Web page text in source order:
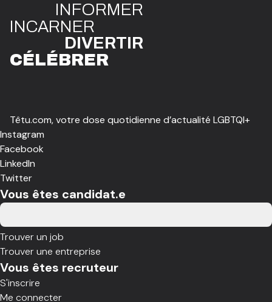
INFORMER
INCARNER
DIVERTIR
CÉLÉBRER
Têtu.com, votre dose quotidienne d’actualité LGBTQI+
Instagram
Facebook
LinkedIn
Twitter
Vous êtes candidat.e
Trouver un job
Trouver une entreprise
Vous êtes recruteur
S'inscrire
Me connecter